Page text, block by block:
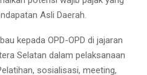
Asli Daerah.
kepada OPD-OPD di jajaran
Selatan dalam pelaksanaan
sosialisasi, meeting,